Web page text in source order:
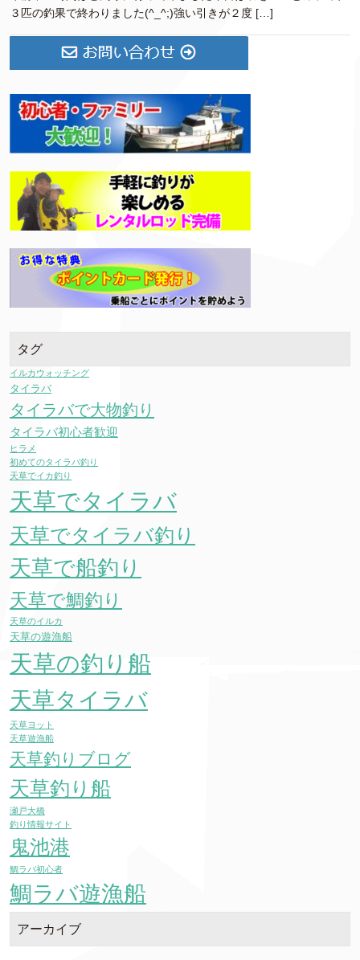
３匹の釣果で終わりました(^_^;)強い引きが２度 […]
タグ
イルカウォッチング
タイラバ
タイラバで大物釣り
タイラバ初心者歓迎
ヒラメ
初めてのタイラバ釣り
天草でイカ釣り
天草でタイラバ
天草でタイラバ釣り
天草で船釣り
天草で鯛釣り
天草のイルカ
天草の遊漁船
天草の釣り船
天草タイラバ
天草ヨット
天草遊漁船
天草釣りブログ
天草釣り船
瀬戸大橋
釣り情報サイト
鬼池港
鯛ラバ初心者
鯛ラバ遊漁船
アーカイブ